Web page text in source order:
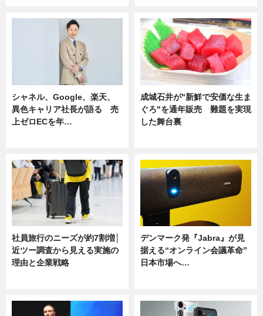
シャネル、Google、楽天、
異色キャリア社長が語る 売
上ゼロECを年…
成城石井が"新鮮で安価な生ま
ぐろ"を通年販売 難題を実現
した舞台裏
社員旅行のニーズが約7割増│
近ツー調査から見える実施の
理由と企業戦略
デンマーク発『Jabra』が見
据える“オンライン会議革命”
日本市場へ…